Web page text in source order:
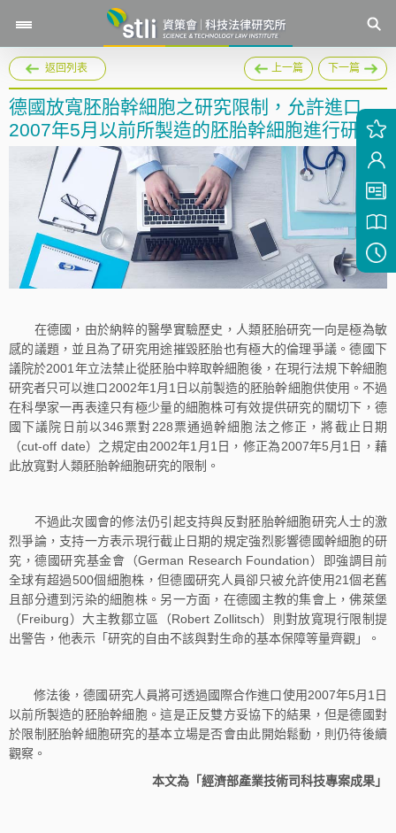
返回列表 上一篇 下一篇
德國放寬胚胎幹細胞之研究限制，允許進口
2007年5月以前所製造的胚胎幹細胞進行研究
在德國，由於納粹的醫學實驗歷史，人類胚胎研究一向是極為敏
感的議題，並且為了研究用途摧毀胚胎也有極大的倫理爭議。德國下
議院於2001年立法禁止從胚胎中粹取幹細胞後，在現行法規下幹細胞
研究者只可以進口2002年1月1日以前製造的胚胎幹細胞供使用。不過
在科學家一再表達只有極少量的細胞株可有效提供研究的關切下，德
國下議院日前以346票對228票通過幹細胞法之修正，將截止日期
（cut-off date）之規定由2002年1月1日，修正為2007年5月1日，藉
此放寬對人類胚胎幹細胞研究的限制。
不過此次國會的修法仍引起支持與反對胚胎幹細胞研究人士的激
烈爭論，支持一方表示現行截止日期的規定強烈影響德國幹細胞的研
究，德國研究基金會（German Research Foundation）即強調目前
全球有超過500個細胞株，但德國研究人員卻只被允許使用21個老舊
且部分遭到污染的細胞株。另一方面，在德國主教的集會上，佛萊堡
（Freiburg）大主教鄒立區（Robert Zollitsch）則對放寬現行限制提
出警告，他表示「研究的自由不該與對生命的基本保障等量齊觀」。
修法後，德國研究人員將可透過國際合作進口使用2007年5月1日
以前所製造的胚胎幹細胞。這是正反雙方妥協下的結果，但是德國對
於限制胚胎幹細胞研究的基本立場是否會由此開始鬆動，則仍待後續
觀察。
本文為「經濟部產業技術司科技專案成果」